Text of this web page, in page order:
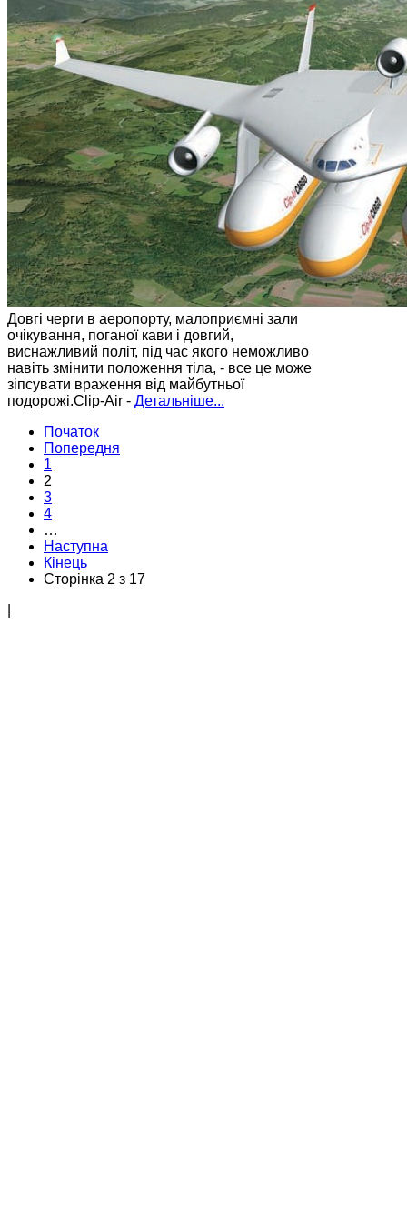
Довгі черги в аеропорту, малоприємні зали
очікування, поганої кави і довгий,
виснажливий політ, під час якого неможливо
навіть змінити положення тіла, - все це може
зіпсувати враження від майбутньої
подорожі.Clip-Air - Детальніше...
Початок
Попередня
1
2
3
4
…
Наступна
Кінець
Сторінка 2 з 17